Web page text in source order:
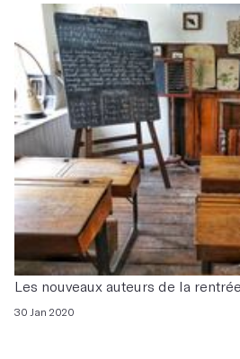
Les nouveaux auteurs de la
30 Jan 2020